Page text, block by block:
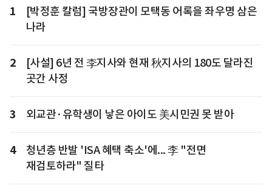
1
[박정훈 칼럼] 국방장관이 모택동 어록을 좌우명 삼은
나라
2
[사설] 6년 전 李지사와 현재 秋지사의 180도 달라진
곳간 사정
3 외교관·유학생이 낳은 아이도 美시민권 못 받아
4
청년층 반발 'ISA 혜택 축소'에... 李 "전면
재검토하라" 질타